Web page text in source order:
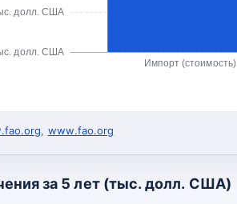
долл. США
долл. США
Импорт (стоимость)
, www.fao.org
за 5 лет (тыс. долл. США)